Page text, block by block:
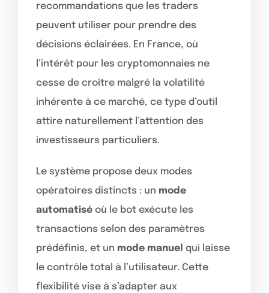
recommandations que les traders
peuvent utiliser pour prendre des
décisions éclairées. En France, où
l’intérêt pour les cryptomonnaies ne
cesse de croître malgré la volatilité
inhérente à ce marché, ce type d’outil
attire naturellement l’attention des
investisseurs particuliers.
Le système propose deux modes
opératoires distincts : un mode
automatisé où le bot exécute les
transactions selon des paramètres
prédéfinis, et un mode manuel qui laisse
le contrôle total à l’utilisateur. Cette
flexibilité vise à s’adapter aux